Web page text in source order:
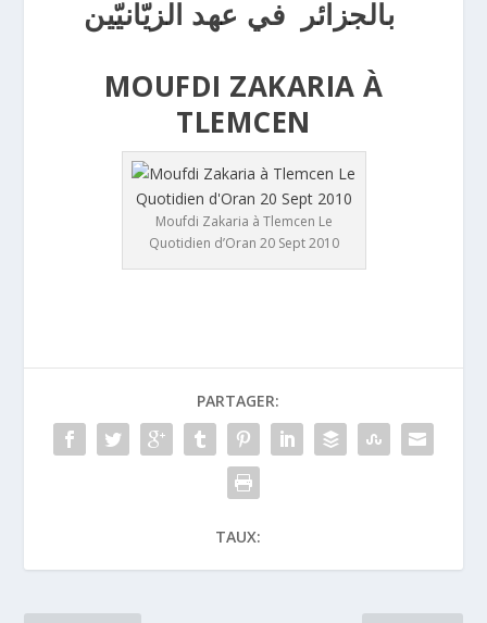
MOUFDI ZAKARIA À
TLEMCEN
Moufdi Zakaria à Tlemcen Le
Quotidien d’Oran 20 Sept 2010
PARTAGER:
TAUX: